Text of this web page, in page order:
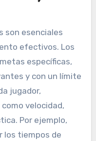
a los
mejorando en
general.
objetivos
son esenciales
efectivos. Los